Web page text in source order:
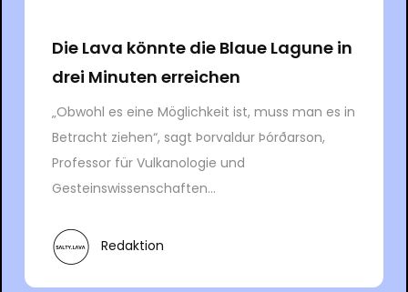
Die Lava könnte die Blaue Lagune in
drei Minuten erreichen
„Obwohl es eine Möglichkeit ist, muss man es in
Betracht ziehen“, sagt Þorvaldur Þórðarson,
Professor für Vulkanologie und
Gesteinswissenschaften...
Redaktion